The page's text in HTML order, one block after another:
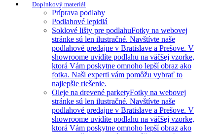
Doplnkový materiál
Príprava podlahy
Podlahové lepidlá
Soklové lišty pre podlahuFotky na webovej
stránke sú len ilustračné. Navštívte naše
podlahové predajne v Bratislave a Prešove. V
showroome uvidíte podlahu na väčšej vzorke,
ktorá Vám poskytne omnoho lepší obraz ako
fotka. Naši experti vám pomôžu vybrať to
najlepšie riešenie.
Oleje na drevené parketyFotky na webovej
stránke sú len ilustračné. Navštívte naše
podlahové predajne v Bratislave a Prešove. V
showroome uvidíte podlahu na väčšej vzorke,
ktorá Vám poskytne omnoho lepší obraz ako